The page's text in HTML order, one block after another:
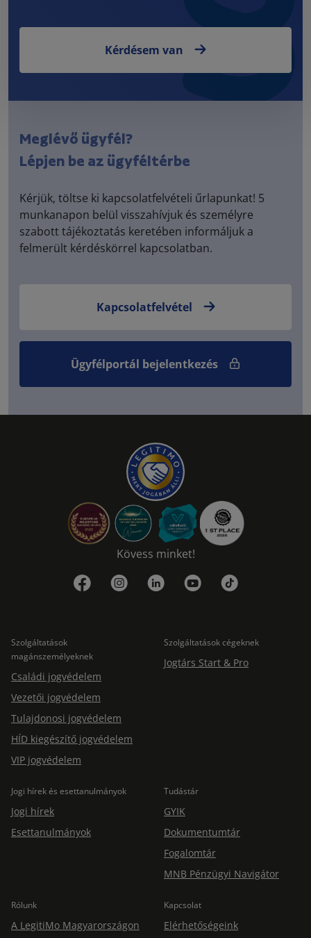
Kérdésem van
Meglévő ügyfél?
Lépjen be az ügyféltérbe
Kérjük, töltse ki kapcsolatfelvételi űrlapunkat! 5
munkanapon belül visszahívjuk és személyre
szabott tájékoztatás keretében informáljuk a
felmerült kérdéskörrel kapcsolatban.
Kapcsolatfelvétel
Ügyfélportál bejelentkezés
Kövess minket!
Szolgáltatások
magánszemélyeknek
Családi jogvédelem
Vezetői jogvédelem
Tulajdonosi jogvédelem
HÍD kiegészítő jogvédelem
VIP jogvédelem
Szolgáltatások cégeknek
Jogtárs Start & Pro
Jogi hírek és esettanulmányok
Jogi hírek
Esettanulmányok
Tudástár
GYIK
Dokumentumtár
Fogalomtár
MNB Pénzügyi Navigátor
Rólunk
A LegitiMo Magyarországon
Kapcsolat
Elérhetőségeink